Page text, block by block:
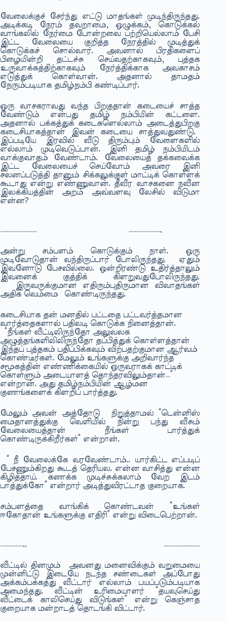
வேலைக்குச் சேர்ந்து எட்டு மாதங்கள் முடிந்திருந்தது.
அடிக்கடி நேரம் தவறாமை, ஒழுக்கம், கொடுக்கல்
வாங்கலில் நேர்மை போன்றவை பற்றியெல்லாம் பேசி
இட்ட வேலையை குறித்த நேரத்தில் முடித்துக்
கொடுக்கச் சொல்வார். அவனால் பிரதிகளைப்
பிழையின்றி தட்டச்சு செய்வதற்காகவும், புத்தக
உருவாக்கத்திற்காகவும் நேர்த்திக்காக அவகாசம்
எடுத்துக் கொள்வான். அதனால் தாமதம்
நேரும்படியாக தமிழ்நம்பி கண்டிப்பார்.
ஒரு வாசகராவது வந்த பிறகுதான் கடையைச் சாத்த
வேண்டும் என்பது தமிழ் நம்பியின் கட்டளை.
அதனால் பக்கத்துக் கடைகளெல்லாம் அடைத்துபிறகு
கடைசியாகத்தான் இவன் கடையை சாத்துவதுண்டு.
இப்படியே இரவில் வீடு திரும்பும் வேளைகளில்
எல்லாம் முடிவெடுப்பான். இனி தமிழ் நம்பியிடம்
வாக்குவாதம் வேண்டாம். வேலையைத் தக்கவைக்க
இட்ட வேலையைச் செய்வோம் அவரை இனி
சலனப்படுத்தி தானும் சிக்கலுக்குள் மாட்டிக் கொள்ளக்
கூடாது என்று எண்ணுவான். தீவீர வாசகனை நவீன
இலக்கியத்தின் அறம் அவ்வளவு லேசில் விடுமா
என்ன?
…………………… ………………….
அன்று சம்பளம் கொடுக்கும் நாள். ஒரு
முடிவோடுதான் வந்திருப்பார் போலிருந்தது. ஏதும்
இவனோடு பேசவில்லை. ஒன்றிரண்டு உதிர்த்தாலும்
இவனைக் குத்திக் கிளறுவதுபோலிருந்தது.
இருவருக்குமான எதிரும்புதிருமான விவாதங்கள்
அதிக வெம்மை கொண்டிருந்தது.
கடைசியாக தன் மனதில் பட்டதை பட்டவர்த்தமான
வார்த்தைகளால் பதிலடி கொடுக்க நினைத்தான்.
“நீங்கள் வீட்டிலிருந்தோ அலுவலக
அழுத்தங்களிலிலிருந்தோ தப்பித்துக் கொள்ளத்தான்
இந்தப் புத்தகம் பதிப்பிக்கவும் விற்பதற்குமான ஆர்வம்
கொண்டீர்கள். மேலும் உங்களுக்கு அறிவார்ந்த
சமூகத்தின் எண்ணிக்கையில் ஒருவராகக் காட்டிக்
கொள்ளும் அடையாளத் தொந்தரவிலும்தான்…”
என்றான். அது தமிழ்நம்பியின் ஆழ்மன
குணங்களைக் கிளறிப் பார்த்தது.
மேலும் அவன் அத்தோடு நிறுத்தாமல் “டென்னிஸ்
மைதானத்துக்கு வெளியில் நின்று பந்து வீசும்
வேலையைத்தான் நீங்கள் பார்த்துக்
கொண்டிருக்கிறீர்கள்” என்றான்.
“ நீ வேலைக்கே வரவேண்டாம்.. யார்கிட்ட எப்படிப்
பேசணும்கிறது கூடத் தெரியல. என்ன வாசித்து என்ன
கிழித்தாய். கணக்க முடிச்சுக்கலாம் வேற இடம்
பாத்துக்கோ” என்றார் அடித்துவிரட்டாத குறையாக.
சம்பளத்தை வாங்கிக் கொண்டவன் “உங்கள்
ஈகோதான் உங்களுக்கு எதிரி” என்று விடைபெற்றான்.
…………….. ……………………
வீட்டில் தினமும் அவனது மனைவிக்கும் வறுமையை
முன்னிட்டு இடையே நடந்த சண்டைகள் அப்போது
அக்கம்பக்கத்து வீட்டார் எல்லாம் பயப்படும்படியாக
அமைந்தது. வீட்டின் உரிமையாளர் “தயவுசெய்து
வீட்டைக் காலிசெய்து விடுங்கள்” என்று கெஞ்சாத
குறையாக மன்றாடத் தொடங்கி விட்டார்.